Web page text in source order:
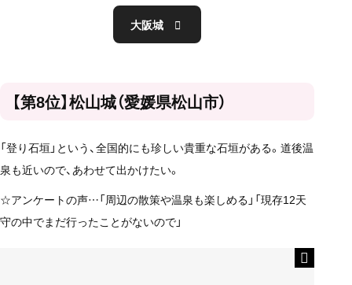
大阪城
【第8位】松山城（愛媛県松山市）
「登り石垣」という、全国的にも珍しい貴重な石垣がある。道後温
泉も近いので、あわせて出かけたい。
☆アンケートの声…「周辺の散策や温泉も楽しめる」「現存12天
守の中でまだ行ったことがないので」